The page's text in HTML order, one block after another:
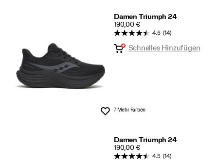
Damen Triumph 24
PRICE
190,00 €
Wunschliste
4.5 (14)
Schnelles Hinzufügen
7 Mehr Farben
Damen Triumph 24
PRICE
190,00 €
4.5 (14)